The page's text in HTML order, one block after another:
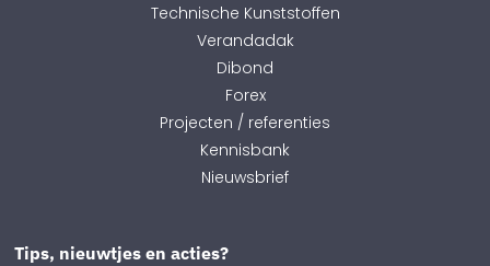
Technische Kunststoffen
Verandadak
Dibond
Forex
Projecten / referenties
Kennisbank
Nieuwsbrief
Tips, nieuwtjes en acties?